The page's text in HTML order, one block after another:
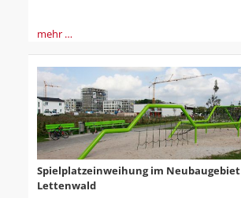
mehr …
Spielplatzeinweihung im Neubaugebiet
Lettenwald